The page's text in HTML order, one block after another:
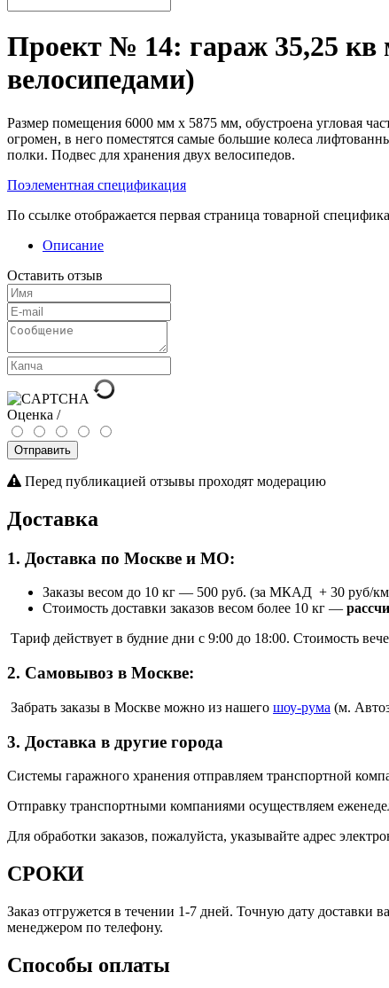
Проект № 14: гараж 35,25 кв
велосипедами)
Размер помещения 6000 мм х 5875 мм, обустроена угловая
огромен, в него поместятся самые большие колеса
полки. Подвес для хранения двух велосипедов.
Поэлементная спецификация
По ссылке отображается первая страница товарной
Описание
Оставить отзыв
Оценка /
Отправить
Перед публикацией отзывы проходят модерацию
Доставка
1. Доставка по Москве и МО:
Заказы весом до 10 кг — 500 руб. (за МКАД + 30 руб/
Стоимость доставки заказов весом более 10 кг —
Тариф действует в будние дни с 9:00 до 18:00. Стоимость
2. Самовывоз в Москве:
Забрать заказы в Москве можно из нашего шоу-рума (м.
3. Доставка в другие города
Системы гаражного хранения отправляем транспортной
Отправку транспортными компаниями осуществляем
Для обработки заказов, пожалуйста, указывайте адрес
СРОКИ
Заказ отгружется в течении 1-7 дней. Точную дату доставки
менеджером по телефону.
Способы оплаты